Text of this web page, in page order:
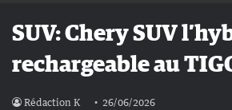
SUV: Chery SUV
rechargeable au
Rédaction K 26/06/2026